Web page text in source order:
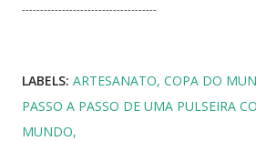
-------------------------------------
LABELS: ARTESANATO COPA DO
PASSO A PASSO DE UMA PULSEIRA
MUNDO